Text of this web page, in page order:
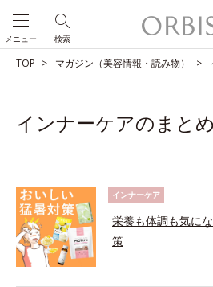
検索
メニュー
TOP マガジン（美容情報・読み物）
インナーケアのまとめ
インナーケア
栄養も体調も気に
策